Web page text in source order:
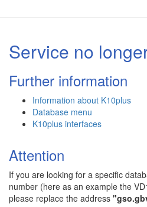
Service no
Further information
Information about K10plus
Database menu
K10plus interfaces
Attention
If you are looking for a specific
number (here as an example the
please replace the address